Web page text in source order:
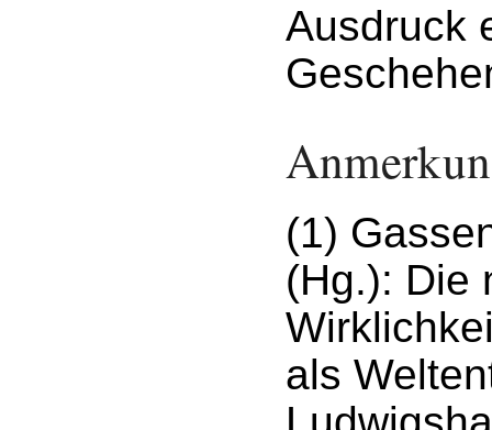
Ausdruck
(1)
(Hg.): Die
als